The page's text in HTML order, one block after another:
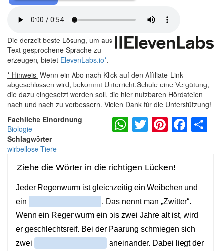
Die derzeit beste Lösung, um aus
Text gesprochene Sprache zu
erzeugen, bietet ElevenLabs.io*.
* Hinweis: Wenn ein Abo nach Klick auf den Affiliate-Link
abgeschlossen wird, bekommt Unterricht.Schule eine Vergütung,
die dazu eingesetzt werden soll, die hier nutzbaren Hördateien
nach und nach zu verbessern. Vielen Dank für die Unterstützung!
Fachliche Einordnung
Biologie
Schlagwörter
wirbellose Tiere
WhatsApp
Twitter